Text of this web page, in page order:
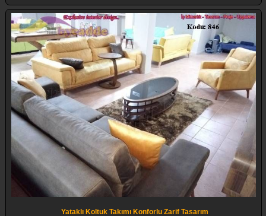
Yataklı Koltuk Takımı Konforlu Zarif Tasarım